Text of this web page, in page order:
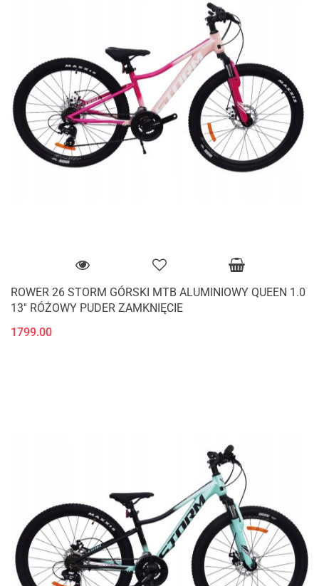
ROWER 26 STORM GÓRSKI MTB ALUMINIOWY QUEEN 1.0
13'' RÓŻOWY PUDER ZAMKNIĘCIE
1799.00